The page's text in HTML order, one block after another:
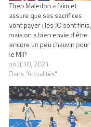
Theo Maledon a faim et
assure que ses sacrifices
vont payer : les JO sont finis,
mais on a bien envie d’être
encore un peu chauvin pour
le MIP
août 10, 2021
Dans "Actualités"